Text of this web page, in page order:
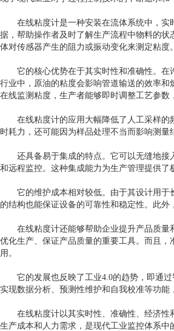
在线粘度计是一种安装在流体系统中，实
据，帮助操作者及时了解生产流程中物料的
体对传感器产生的阻力或振动变化来测定粘度。
它的核心优势在于其实时性和准确性。在
行业中，原油的粘度会影响管道输送的效率
在线监测粘度，生产者能够即时调整工艺参
在线粘度计的应用大幅降低了人工采样的
时耗力，还可能因为样品处理不当而影响测
还具备易于集成的特点。它可以无缝地接
和远程监控。这种集成能力为生产管理提供
它的维护成本相对较低。由于其设计用于
的结构也能保证设备的可靠性和稳定性。此
在线粘度计还能够帮助企业提升产品质量
优化生产、保证产品质量的重要工具。而且
用。
它的发展也反映了工业4.0的趋势，即通过
实现数据分析、预测性维护和自我校准等功
在线粘度计以其实时性、准确性、经济性
生产成本和人力需求，是现代工业监控体系